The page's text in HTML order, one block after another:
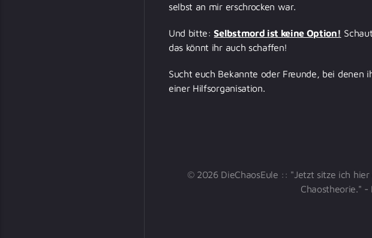
selbst an mir erschrocken war.
Und bitte:Selbstmord ist keine Option!
das könnt ihr auch schaffen!
Sucht euch Bekannte oder Freunde, bei denen
einer Hilfsorganisation.
© 2026 DieChaosEule :: "Jetzt sitze ich
Chaostheorie." -